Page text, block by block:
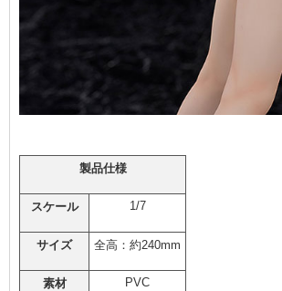
製品仕様
スケール 1/7
サイズ 全高：約240mm
素材 PVC